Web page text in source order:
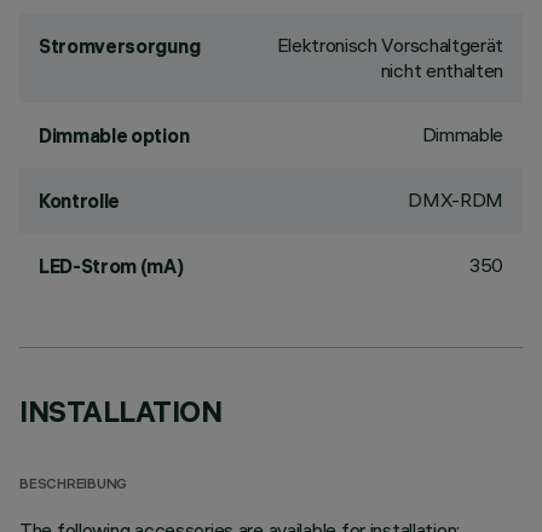
Stromversorgung
Elektronisch Vorschaltgerät
nicht enthalten
Dimmable option Dimmable
Kontrolle DMX-RDM
LED-Strom (mA) 350
INSTALLATION
BESCHREIBUNG